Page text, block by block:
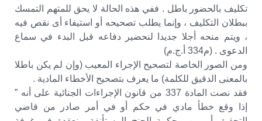
تكليف بالحضور باطل . ففي هذه الحالة لا يحق للمتهم التمسك
ببطلان التكليف ، وإنما يطلب تصحيحه أو استيفاء أى نقص فيه
، ويتم منحه أجلا جديدا لنحضير دفاعه قبل البدء في سماع
الدعوى . (م334 أ.ج.م)
ومن الصور الخاصة لتصحيح الإجراء المعيب (وإن لم يكن باطلا
بالمعنى الدقيق للكلمة) ما يعرف بتصحيح الأخطاء المادية .
فقد نصت المادة 337 من قانون الإجراءات الجنائية على أنه ”
إذا وقع خطأ مادي في حكم أو في أمر صادر من قاضي